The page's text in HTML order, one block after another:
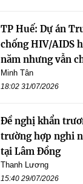
TP Huế: Dự án
chống HIV/AIDS
năm nhưng vẫn
Minh Tân
18:02 31/07/2026
Đề nghị khẩn
trường hợp nghi
tại Lâm Đồng
Thanh Lương
15:40 29/07/2026